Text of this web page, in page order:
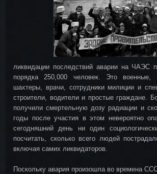
ликвидации последствий аварии на ЧАЭС
порядка 250,000 человек. Это военные,
шахтеры, врачи, сотрудники милиции и
строители, водители и простые граждане.
получили смертельную дозу радиации и
годы после участия в этом невероятно
сегодняшний день ни один
посчитать, сколько всего людей
включая самих ликвидаторов.
Поскольку авария произошла во времена